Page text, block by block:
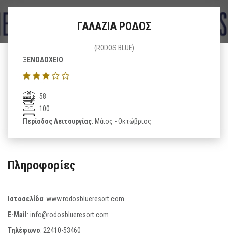
ΓΑΛΑΖΙΑ ΡΟΔΟΣ
(RODOS BLUE)
ΞΕΝΟΔΟΧΕΙΟ
58
100
Περίοδος Λειτουργίας: Μάιος - Οκτώβριος
Πληροφορίες
Ιστοσελίδα: www.rodosblueresort.com
E-Mail: info@rodosblueresort.com
Τηλέφωνο: 22410-53460